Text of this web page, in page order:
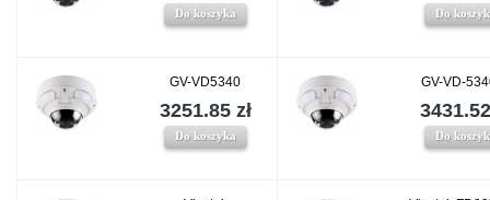
Do koszyka Do
GV-VD5340
3251.85 zł
Do koszyka
GV-VD-
Do